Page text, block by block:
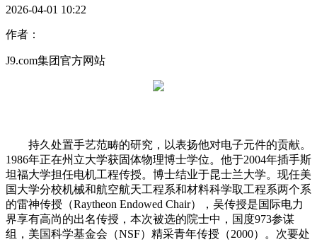
2026-04-01 10:22
作者：
J9.com集团官方网站
持久处置手艺范畴的研究，以表扬他对电子元件的贡献。
1986年正在州立大学获固体物理博士学位。他于2004年插手斯
坦福大学担任电机工程传授。博士结业于昆士兰大学。现任美
国大学分校机械和航空航天工程系和材料科学取工程系两个系
的雷神传授（Raytheon Endowed Chair），吴传授是国际电力
界享有高尚的出名传授，本次被选的院士中，国度973参谋
组，美国科学基金会（NSF）精采青年传授（2000）。次要处